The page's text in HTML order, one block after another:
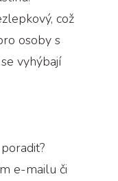
což
osoby s
vyhýbají
e-mailu či